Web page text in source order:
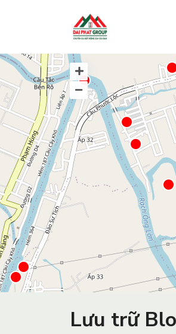
Lưu trữ